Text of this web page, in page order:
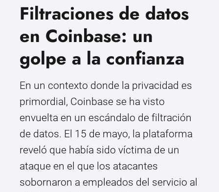
Filtraciones de datos
en Coinbase: un
golpe a la confianza
En un contexto donde la privacidad es
primordial, Coinbase se ha visto
envuelta en un escándalo de filtración
de datos. El 15 de mayo, la plataforma
reveló que había sido víctima de un
ataque en el que los atacantes
sobornaron a empleados del servicio al